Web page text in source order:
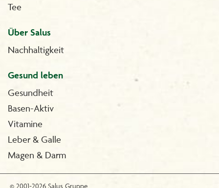
Tee
Über Salus
Nachhaltigkeit
Gesund leben
Gesundheit
Basen-Aktiv
Vitamine
Leber & Galle
Magen & Darm
© 2001-2026 Salus Gruppe